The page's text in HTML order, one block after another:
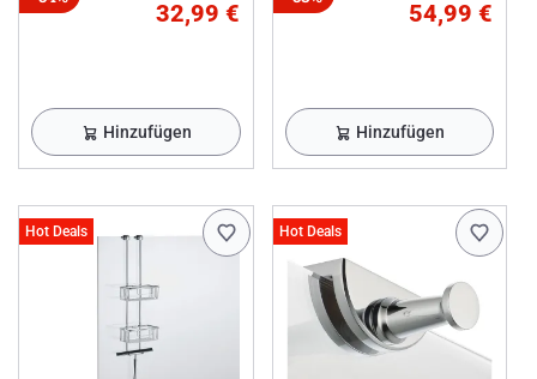
32,99 €
Hinzufügen
54,99 €
Hinzufügen
Hot Deals Hot Deals